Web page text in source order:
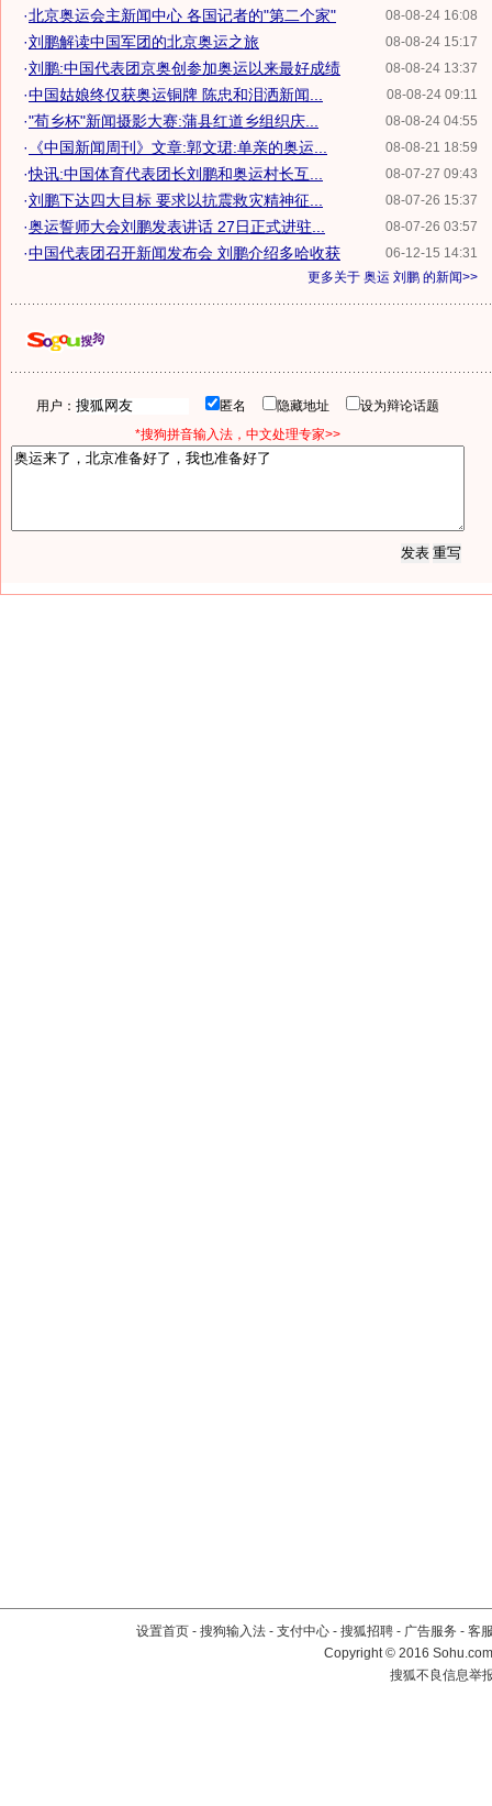
08-08-24 16:08
·北京奥运会主新闻中心 各国记者的"第二个家"
08-08-24 15:17
·刘鹏解读中国军团的北京奥运之旅
08-08-24 13:37
·刘鹏:中国代表团京奥创参加奥运以来最好成绩
08-08-24 09:11
·中国姑娘终仅获奥运铜牌 陈忠和泪洒新闻...
08-08-24 04:55
·"荀乡杯"新闻摄影大赛:蒲县红道乡组织庆...
08-08-21 18:59
· 《中国新闻周刊》文章:郭文珺:单亲的奥运...
08-07-27 09:43
·快讯:中国体育代表团长刘鹏和奥运村长互...
08-07-26 15:37
·刘鹏下达四大目标 要求以抗震救灾精神征...
08-07-26 03:57
·奥运誓师大会刘鹏发表讲话 27日正式进驻...
06-12-15 14:31
·中国代表团召开新闻发布会 刘鹏介绍多哈收获
更多关于 奥运 刘鹏 的新闻>>
用户： 匿名 隐藏地址
设为辩论话题
*搜狗拼音输入法，中文处理专家>>
设置首页 - 搜狗输入法 - 支付中心 - 搜狐招聘 - 广告服务 - 客
Copyright©2016
搜狐不良信息举